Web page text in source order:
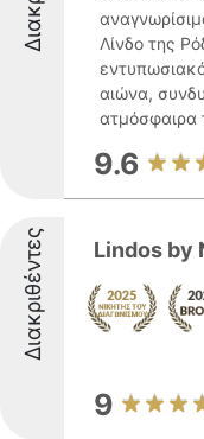
Λίνδο της
αιώνα,
ατμόσφαιρα
9.6
Διακριθέντες Lindos by
9